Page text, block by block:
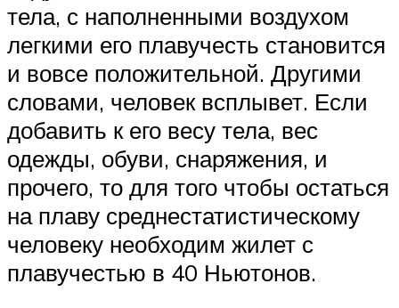
тела, с наполненными воздухом
легкими его плавучесть становится
и вовсе положительной. Другими
словами, человек всплывет. Если
добавить к его весу тела, вес
одежды, обуви, снаряжения, и
прочего, то для того чтобы остаться
на плаву среднестатистическому
человеку необходим жилет с
плавучестью в 40 Ньютонов.